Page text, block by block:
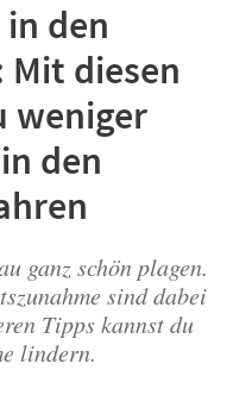
den
Mit diesen
weniger
den
ganz schön plagen.
sind dabei
Tipps kannst du
lindern.